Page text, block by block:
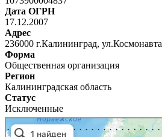
Дата ОГРН
17.12.2007
Адрес
236000 г.Калининград,
Форма
Общественная организация
Регион
Калининградская область
Статус
Исключенные